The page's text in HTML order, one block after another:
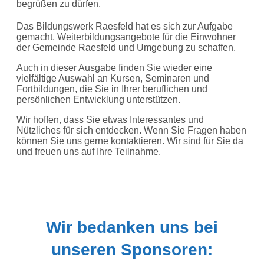
begrüßen zu dürfen.
Das Bildungswerk Raesfeld hat es sich zur Aufgabe
gemacht, Weiterbildungsangebote für die Einwohner
der Gemeinde Raesfeld und Umgebung zu schaffen.
Auch in dieser Ausgabe finden Sie wieder eine
vielfältige Auswahl an Kursen, Seminaren und
Fortbildungen, die Sie in Ihrer beruflichen und
persönlichen Entwicklung unterstützen.
Wir hoffen, dass Sie etwas Interessantes und
Nützliches für sich entdecken. Wenn Sie Fragen haben
können Sie uns gerne kontaktieren. Wir sind für Sie da
und freuen uns auf Ihre Teilnahme.
Wir bedanken uns bei
unseren Sponsoren: